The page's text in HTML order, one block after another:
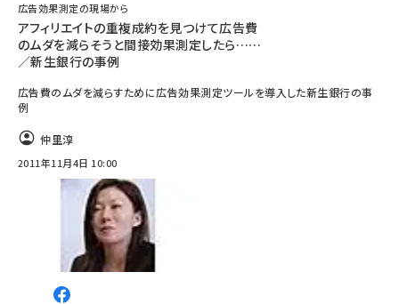
広告効果測定の現場から
アフィリエイトの重複成約を見つけて広告費
のムダを減らそうと間接効果測定したら……
／新生銀行の事例
広告費のムダを減らすために広告効果測定ツールを導入した新生銀行の事
例
仲里淳
2011年11月4日 10:00